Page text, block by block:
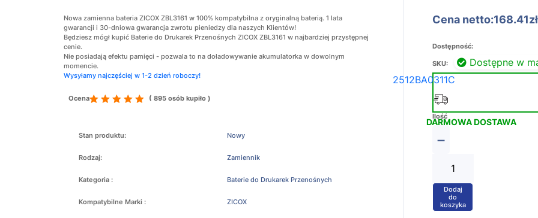
Nowa zamienna bateria ZICOX ZBL3161 w 100% kompatybilna z oryginalną baterią. 1 lata
gwarancji i 30-dniowa gwarancja zwrotu pieniedzy dla naszych Klientów!
Będziesz mógł kupić Baterie do Drukarek Przenośnych ZICOX ZBL3161 w najbardziej przystępnej
cenie.
Nie posiadają efektu pamięci - pozwala to na doładowywanie akumulatorka w dowolnym
momencie.
Wysyłamy najczęściej w 1-2 dzień roboczy!
Ocena ( 895 osób kupiło )
Stan produktu: Nowy
Rodzaj: Zamiennik
Kategoria : Baterie do Drukarek Przenośnych
Kompatybilne Marki : ZICOX
Cena netto:168.41zł
Dostępność:
Dostępne w
SKU:
2512BA0311C
DARMOWA DOSTAWA
Ilość
−
+
Dodaj
do
koszyka